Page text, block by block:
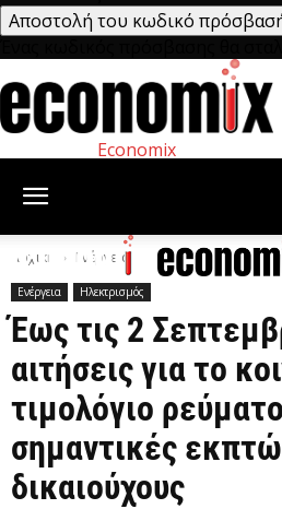
Economix
Αρχική Ενέργεια
Ενέργεια Ηλεκτρισμός
Έως τις 2
αιτήσεις για το
τιμολόγιο
σημαντικές
δικαιούχους